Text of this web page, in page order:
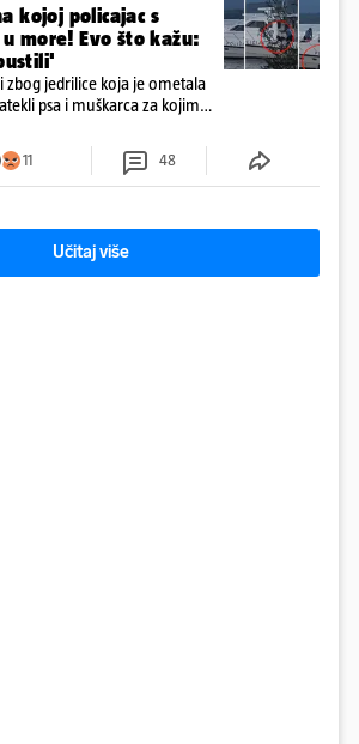
kojoj policajac s
more! Evo što kažu:
zbog jedrilice koja je ometala
psa i muškarca za kojim
komunalni redar
11 48
Učitaj više